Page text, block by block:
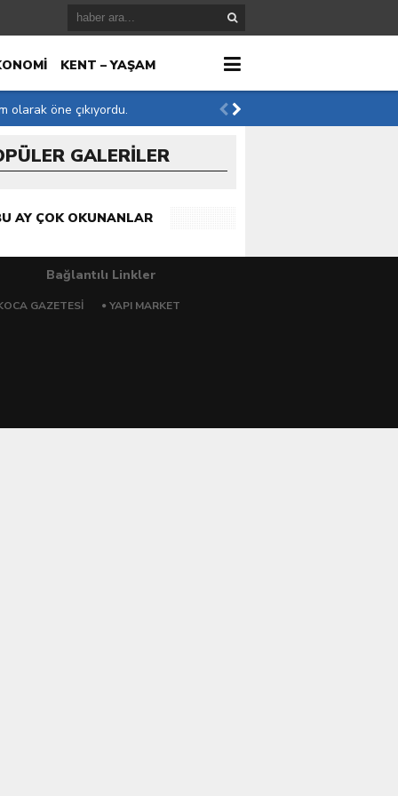
KENT – YAŞAM
öne çıkıyordu.
GALERİLER
AY ÇOK OKUNANLAR
Bağlantılı Linkler
GAZETESI YAPI MARKET